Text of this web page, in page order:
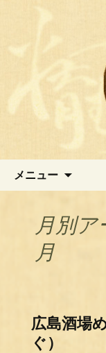
広島中区
【わい
おでん居
メニュー
月別ア
月
広島酒場
ぐ）